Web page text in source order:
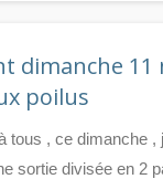
dimanche 11
poilus
tous , ce dimanche
sortie divisée en 2